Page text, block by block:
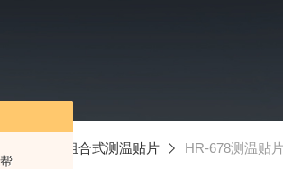
组合式测温贴片 HR-678测温贴